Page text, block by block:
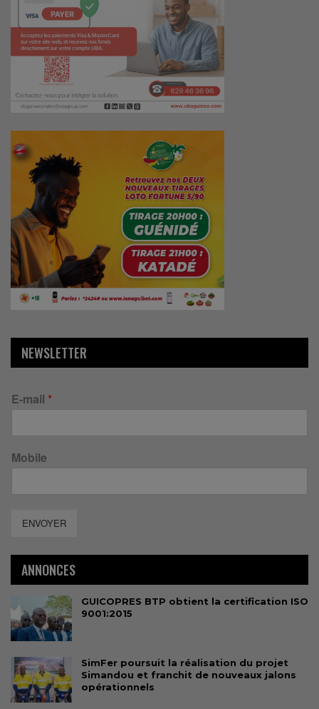
NEWSLETTER
E-mail *
Mobile
ENVOYER
ANNONCES
GUICOPRES BTP obtient la certification ISO
9001:2015
SimFer poursuit la réalisation du projet
Simandou et franchit de nouveaux jalons
opérationnels